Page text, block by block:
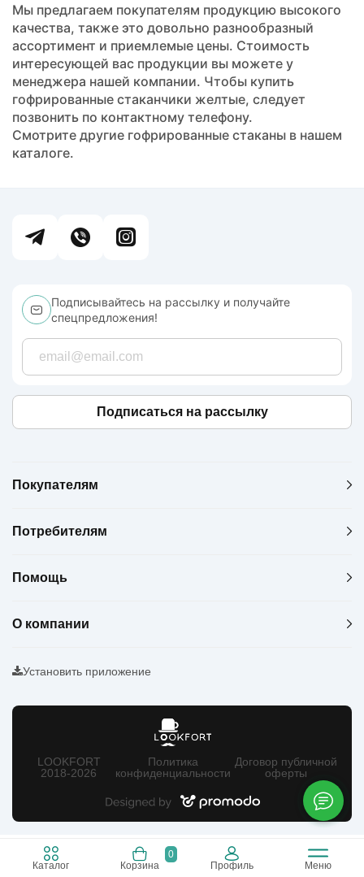
Каталог Корзина
0
Профиль
Меню
Мы предлагаем покупателям продукцию высокого
качества, также это довольно разнообразный
ассортимент и приемлемые цены. Стоимость
интересующей вас продукции вы можете у
менеджера нашей компании. Чтобы купить
гофрированные стаканчики желтые, следует
позвонить по контактному телефону.
Смотрите другие гофрированные стаканы в нашем
каталоге.
Подписывайтесь на рассылку и получайте
спецпредложения!
Подписаться на рассылку
Покупателям
Потребителям
Помощь
О компании
Установить приложение
LOOKFORT
2018-2026
Политика
конфиденциальности
Договор публичной
оферты